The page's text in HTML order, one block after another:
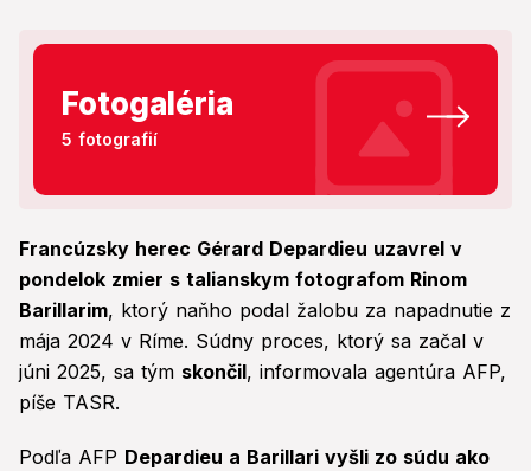
Fotogaléria
5 fotografií
Francúzsky herec Gérard Depardieu uzavrel v
pondelok zmier s talianskym fotografom Rinom
Barillarim, ktorý naňho podal žalobu za napadnutie z
mája 2024 v Ríme. Súdny proces, ktorý sa začal v
júni 2025, sa tým skončil, informovala agentúra AFP,
píše TASR.
Podľa AFP Depardieu a Barillari vyšli zo súdu ako